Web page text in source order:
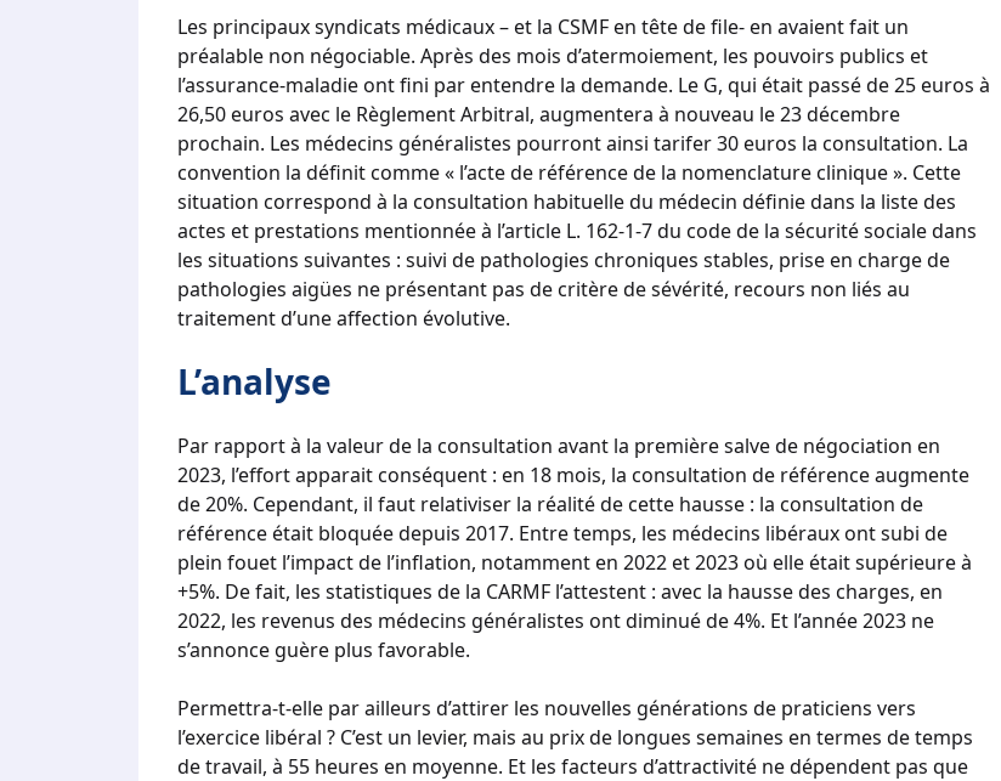
Les principaux syndicats médicaux – et la CSMF en tête de file- en avaient fait un
préalable non négociable. Après des mois d’atermoiement, les pouvoirs publics et
l’assurance-maladie ont fini par entendre la demande. Le G, qui était passé de 25 euros à
26,50 euros avec le Règlement Arbitral, augmentera à nouveau le 23 décembre
prochain. Les médecins généralistes pourront ainsi tarifer 30 euros la consultation. La
convention la définit comme « l’acte de référence de la nomenclature clinique ». Cette
situation correspond à la consultation habituelle du médecin définie dans la liste des
actes et prestations mentionnée à l’article L. 162-1-7 du code de la sécurité sociale dans
les situations suivantes : suivi de pathologies chroniques stables, prise en charge de
pathologies aigües ne présentant pas de critère de sévérité, recours non liés au
traitement d’une affection évolutive.
L’analyse
Par rapport à la valeur de la consultation avant la première salve de négociation en
2023, l’effort apparait conséquent : en 18 mois, la consultation de référence augmente
de 20%. Cependant, il faut relativiser la réalité de cette hausse : la consultation de
référence était bloquée depuis 2017. Entre temps, les médecins libéraux ont subi de
plein fouet l’impact de l’inflation, notamment en 2022 et 2023 où elle était supérieure à
+5%. De fait, les statistiques de la CARMF l’attestent : avec la hausse des charges, en
2022, les revenus des médecins généralistes ont diminué de 4%. Et l’année 2023 ne
s’annonce guère plus favorable.
Permettra-t-elle par ailleurs d’attirer les nouvelles générations de praticiens vers
l’exercice libéral ? C’est un levier, mais au prix de longues semaines en termes de temps
de travail, à 55 heures en moyenne. Et les facteurs d’attractivité ne dépendent pas que